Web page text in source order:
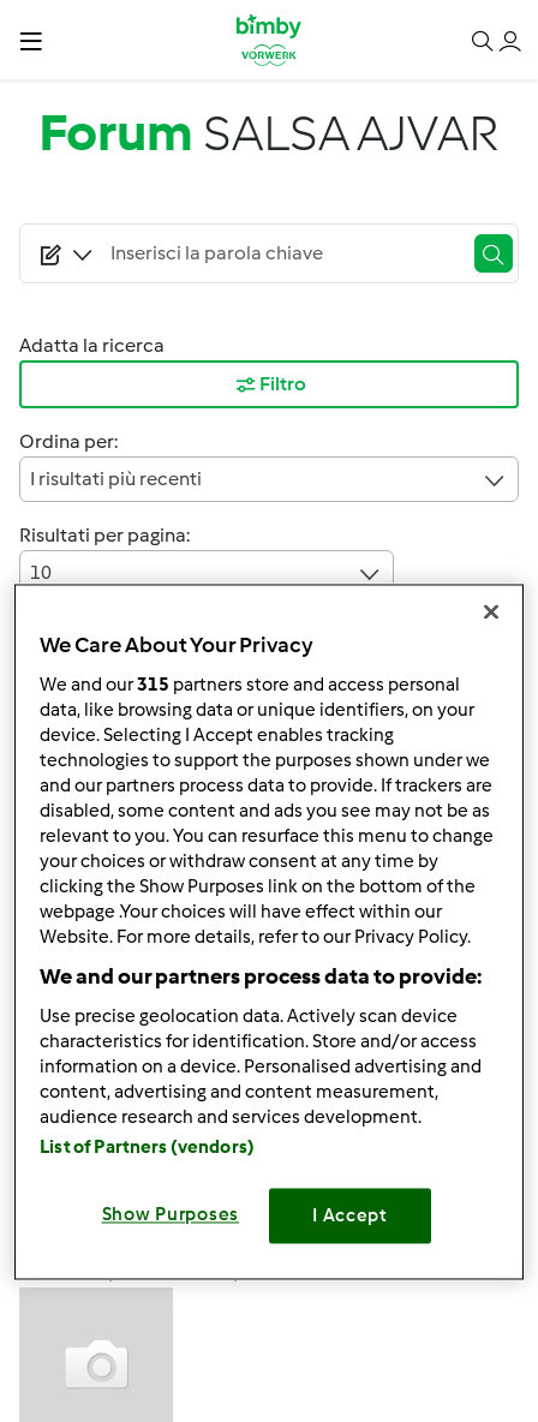
Salta al contenuto principale
Forum SALSA AJVAR
Adatta la ricerca
Filtro
Ordina per:
I risultati più recenti
Risultati per pagina:
10
4 | Ultimo messaggio
Risposta rapida
carts Iscritto : 24.11.2009
Ven, 03/19/2010 - 16:35
Ciao nessuno ha mai preparato la SALSA AJVAR con il
bimby TM31 ?
Per chi lo sapesse va abbinata ai IĆevapčići (piatto a
cucina dei paesi della penisola balcanica)
grazie
In cima
Accedio registrati per poter commentare
Anonimo (non verificato)
We Care About Your Privacy
We and our315 partners store and access personal
data, like browsing data or unique identifiers, on your
device. Selecting I Accept enables tracking
technologies to support the purposes shown under we
and our partners process data to provide. If trackers are
disabled, some content and ads you see may not be as
relevant to you. You can resurface this menu to change
your choices or withdraw consent at any time by
clicking the Show Purposes link on the bottom of the
webpage .Your choices will have effect within our
Website. For more details, refer to our Privacy Policy.
We and our partners process data to provide:
Use precise geolocation data. Actively scan device
characteristics for identification. Store and/or access
information on a device. Personalised advertising and
content, advertising and content measurement,
audience research and services development.
List of Partners (vendors)
Show Purposes I Accept